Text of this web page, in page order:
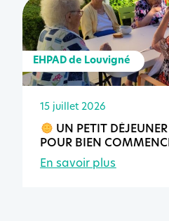
EHPAD de Louvigné
15 juillet 2026
UN PETIT
POUR BIEN
En savoir plus